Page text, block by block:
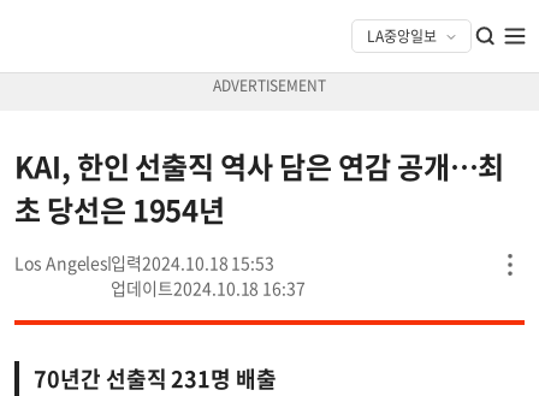
KAI, 한인 선출직 역사 담은 연감 공개…최
초 당선은 1954년
Los Angeles
2024.10.18 15:53
2024.10.18 16:37
70년간 선출직 231명 배출